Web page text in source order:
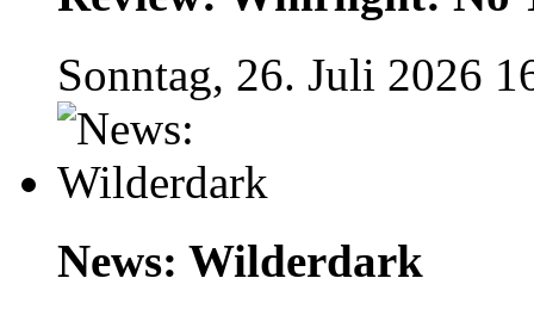
Sonntag, 26. Juli 2026
News: Wilderdark